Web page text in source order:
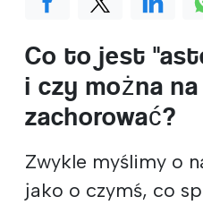
Co to jest
i czy można
zachorować?
Zwykle myślimy o
jako o czymś, co